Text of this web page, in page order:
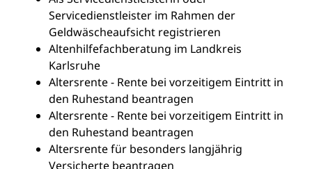
Servicedienstleister im Rahmen der
Geldwäscheaufsicht registrieren
Altenhilfefachberatung im Landkreis
Karlsruhe
Altersrente - Rente bei vorzeitigem Eintritt in
den Ruhestand beantragen
Altersrente - Rente bei vorzeitigem Eintritt in
den Ruhestand beantragen
Altersrente für besonders langjährig
Versicherte beantragen